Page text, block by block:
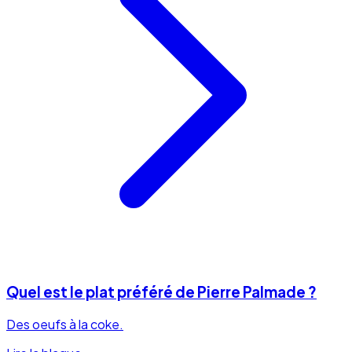
Quel est le plat préféré de Pierre Palmade ?
Des oeufs à la coke.